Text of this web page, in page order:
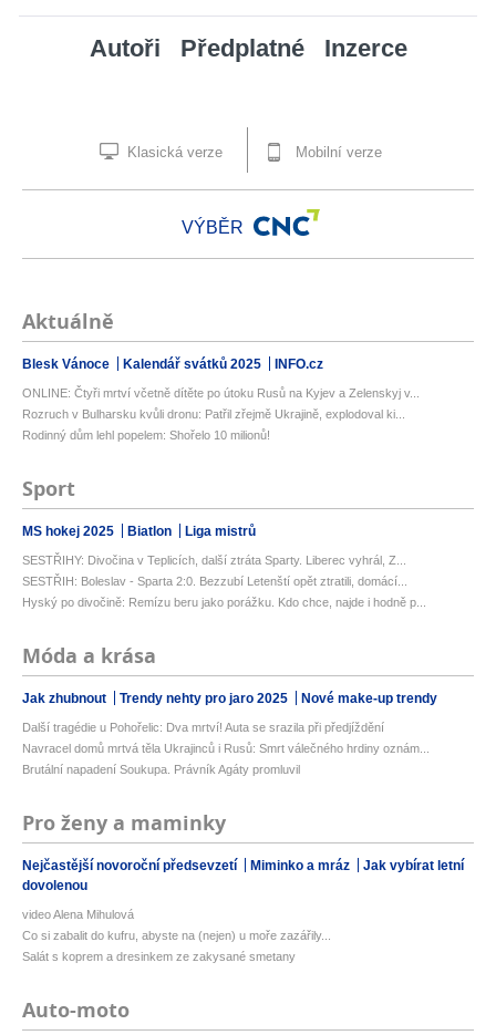
Autoři Předplatné Inzerce
Klasická verze Mobilní verze
VÝBĚR
Aktuálně
Blesk Vánoce Kalendář svátků 2025 INFO.cz
ONLINE: Čtyři mrtví včetně dítěte po útoku Rusů na Kyjev a Zelenskyj v...
Rozruch v Bulharsku kvůli dronu: Patřil zřejmě Ukrajině, explodoval ki...
Rodinný dům lehl popelem: Shořelo 10 milionů!
Sport
MS hokej 2025 Biatlon Liga mistrů
SESTŘIHY: Divočina v Teplicích, další ztráta Sparty. Liberec vyhrál, Z...
SESTŘIH: Boleslav - Sparta 2:0. Bezzubí Letenští opět ztratili, domácí...
Hyský po divočině: Remízu beru jako porážku. Kdo chce, najde i hodně p...
Móda a krása
Jak zhubnout Trendy nehty pro jaro 2025 Nové make-up trendy
Další tragédie u Pohořelic: Dva mrtví! Auta se srazila při předjíždění
Navracel domů mrtvá těla Ukrajinců i Rusů: Smrt válečného hrdiny oznám...
Brutální napadení Soukupa. Právník Agáty promluvil
Pro ženy a maminky
Nejčastější novoroční předsevzetí Miminko a mráz
Jak vybírat letní
dovolenou
video Alena Mihulová
Co si zabalit do kufru, abyste na (nejen) u moře zazářily...
Salát s koprem a dresinkem ze zakysané smetany
Auto-moto